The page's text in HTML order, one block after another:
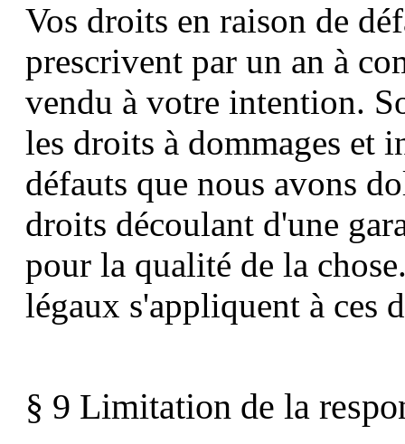
Vos droits en raison de
prescrivent par un an à
vendu à votre intention.
les droits à dommages et
défauts que nous avons
droits découlant d'une
pour la qualité de la
légaux s'appliquent à ces
§ 9 Limitation de la